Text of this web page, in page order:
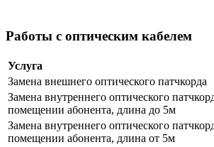
Работы с оптическим кабелем
Услуга
Замена внешнего оптического патчкорда
Замена внутреннего оптического
помещении абонента, длина до 5м
Замена внутреннего оптического
помещении абонента, длина от 5м